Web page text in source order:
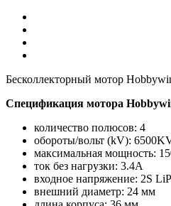
Бесколлекторный мотор
Спецификация мотора
количество полюсов: 4
обороты/вольт (kV):
максимальная мощность:
ток без нагрузки: 3.4A
входное напряжение: 2S
внешний диаметр: 24 мм